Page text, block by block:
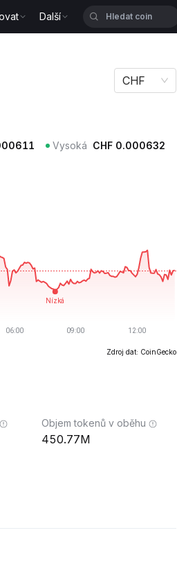
Další
CHF
Vysoká CHF 0.000632
Zdroj dat: CoinGecko
Objem tokenů v oběhu
450.77M